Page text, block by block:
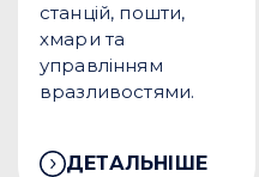
станцій, пошти,
хмари та
управлінням
вразливостями.
ДЕТАЛЬНІШЕ